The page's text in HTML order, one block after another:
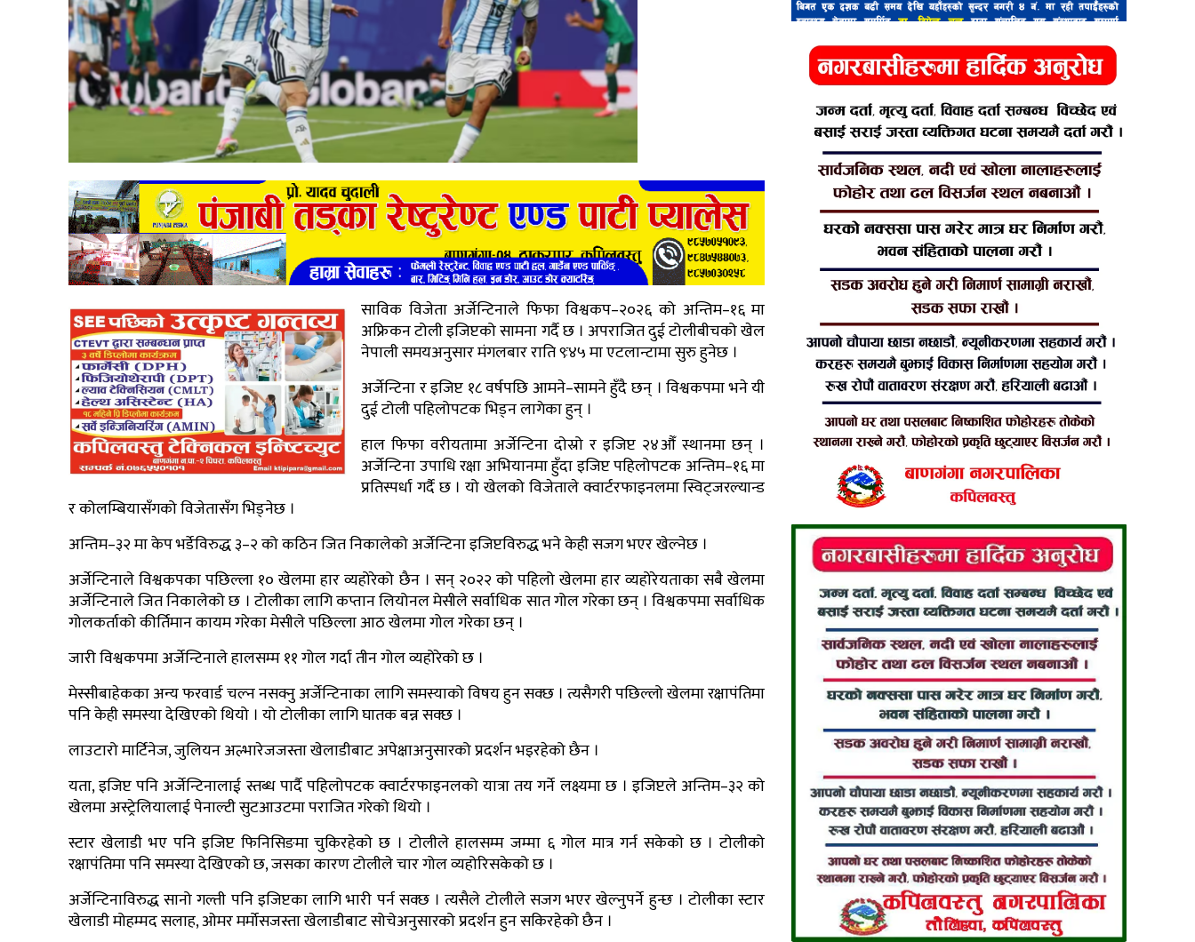
साविक विजेता अर्जेन्टिनाले फिफा विश्वकप–२०२६ को अन्तिम–१६ मा
अफ्रिकन टोली इजिप्टको सामना गर्दै छ । अपराजित दुई टोलीबीचको खेल
नेपाली समयअनुसार मंगलबार राति ९ः४५ मा एटलान्टामा सुरु हुनेछ ।
अर्जेन्टिना र इजिप्ट १८ वर्षपछि आमने–सामने हुँदै छन् । विश्वकपमा भने यी
दुई टोली पहिलोपटक भिड्न लागेका हुन् ।
हाल फिफा वरीयतामा अर्जेन्टिना दोस्रो र इजिप्ट २४औँ स्थानमा छन् ।
अर्जेन्टिना उपाधि रक्षा अभियानमा हुँदा इजिप्ट पहिलोपटक अन्तिम–१६ मा
प्रतिस्पर्धा गर्दै छ । यो खेलको विजेताले क्वार्टरफाइनलमा स्विट्जरल्यान्ड
र कोलम्बियासँगको विजेतासँग भिड्नेछ ।
अन्तिम–३२ मा केप भर्डेविरुद्ध ३–२ को कठिन जित निकालेको अर्जेन्टिना इजिप्टविरुद्ध भने केही सजग भएर खेल्नेछ ।
अर्जेन्टिनाले विश्वकपका पछिल्ला १० खेलमा हार व्यहोरेको छैन । सन् २०२२ को पहिलो खेलमा हार व्यहोरेयताका सबै खेलमा
अर्जेन्टिनाले जित निकालेको छ । टोलीका लागि कप्तान लियोनल मेसीले सर्वाधिक सात गोल गरेका छन् । विश्वकपमा सर्वाधिक
गोलकर्ताको कीर्तिमान कायम गरेका मेसीले पछिल्ला आठ खेलमा गोल गरेका छन् ।
जारी विश्वकपमा अर्जेन्टिनाले हालसम्म ११ गोल गर्दा तीन गोल व्यहोरेको छ ।
मेस्सीबाहेकका अन्य फरवार्ड चल्न नसक्नु अर्जेन्टिनाका लागि समस्याको विषय हुन सक्छ । त्यसैगरी पछिल्लो खेलमा रक्षापंतिमा
पनि केही समस्या देखिएको थियो । यो टोलीका लागि घातक बन्न सक्छ ।
लाउटारो मार्टिनेज, जुलियन अल्भारेजजस्ता खेलाडीबाट अपेक्षाअनुसारको प्रदर्शन भइरहेको छैन ।
यता, इजिप्ट पनि अर्जेन्टिनालाई स्तब्ध पार्दै पहिलोपटक क्वार्टरफाइनलको यात्रा तय गर्ने लक्ष्यमा छ । इजिप्टले अन्तिम–३२ को
खेलमा अस्ट्रेलियालाई पेनाल्टी सुटआउटमा पराजित गरेको थियो ।
स्टार खेलाडी भए पनि इजिप्ट फिनिसिङमा चुकिरहेको छ । टोलीले हालसम्म जम्मा ६ गोल मात्र गर्न सकेको छ । टोलीको
रक्षापंतिमा पनि समस्या देखिएको छ, जसका कारण टोलीले चार गोल व्यहोरिसकेको छ ।
अर्जेन्टिनाविरुद्ध सानो गल्ती पनि इजिप्टका लागि भारी पर्न सक्छ । त्यसैले टोलीले सजग भएर खेल्नुपर्ने हुन्छ । टोलीका स्टार
खेलाडी मोहम्मद सलाह, ओमर मर्मोसजस्ता खेलाडीबाट सोचेअनुसारको प्रदर्शन हुन सकिरहेको छैन ।